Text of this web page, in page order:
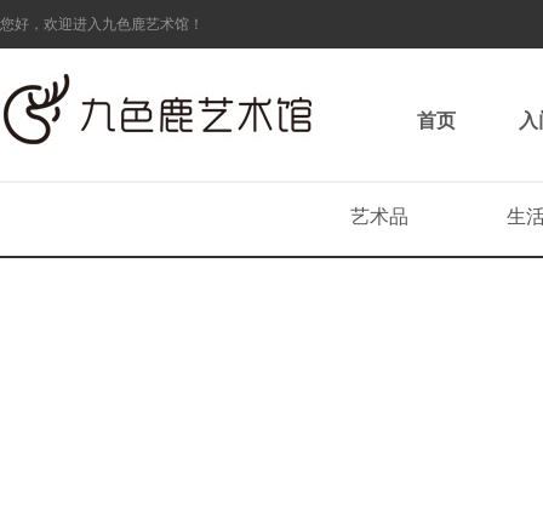
您好，欢迎进入九色鹿艺术馆！
首页
艺术品 生